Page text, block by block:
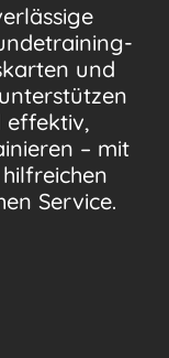
und
effektiv,
– mit
Service.